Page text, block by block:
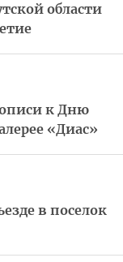
области
к Дню
«Диас»
в поселок